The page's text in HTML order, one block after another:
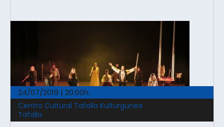
24/07/2019 | 20:00h.
Centro Cultural Tafalla Kulturgunea
Tafalla